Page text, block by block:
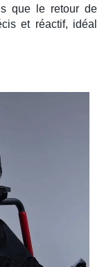
que le retour de
et réactif, idéal